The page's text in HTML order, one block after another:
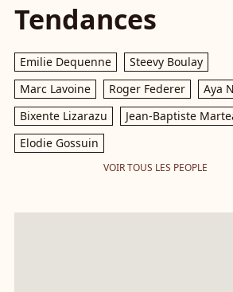
Tendances
Emilie Dequenne
Steevy Boulay
Marc Lavoine
Roger Federer
Aya
Bixente Lizarazu
Jean-Baptiste
Elodie Gossuin
VOIR TOUS LES PEOPLE